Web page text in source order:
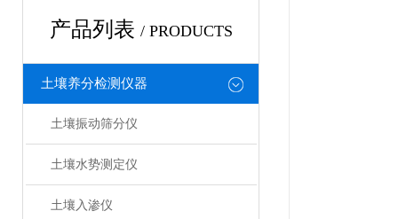
产品列表 / PRODUCTS
土壤养分检测仪器
土壤振动筛分仪
土壤水势测定仪
土壤入渗仪